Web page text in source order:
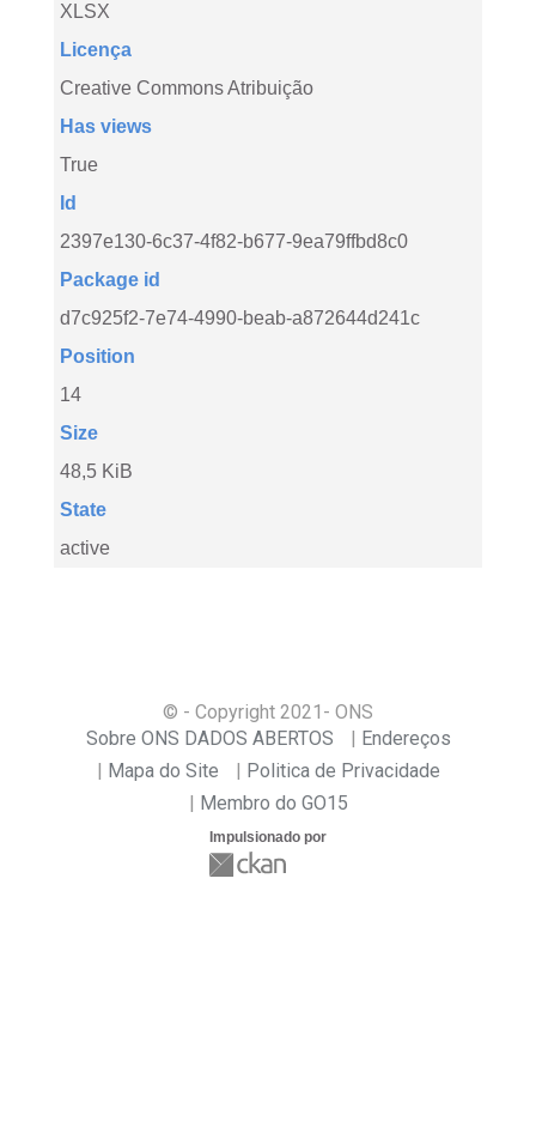
XLSX
Licença
Creative Commons Atribuição
Has views
True
Id
2397e130-6c37-4f82-b677-9ea79ffbd8c0
Package id
d7c925f2-7e74-4990-beab-a872644d241c
Position
14
Size
48,5 KiB
State
active
© - Copyright 2021 - ONS
Sobre ONS DADOS ABERTOS
Endereços
Mapa do Site
Politica de Privacidade
Membro do GO15
Impulsionado por